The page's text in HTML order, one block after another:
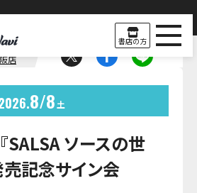
書店の方
店
8 8 土
SALSA ソースの世
売記念サイン会